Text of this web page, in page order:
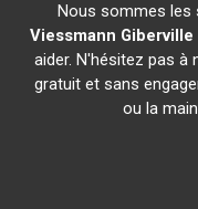
Nous sommes les
Viessmann Giberville
aider. N'hésitez pas à
gratuit et sans
ou la